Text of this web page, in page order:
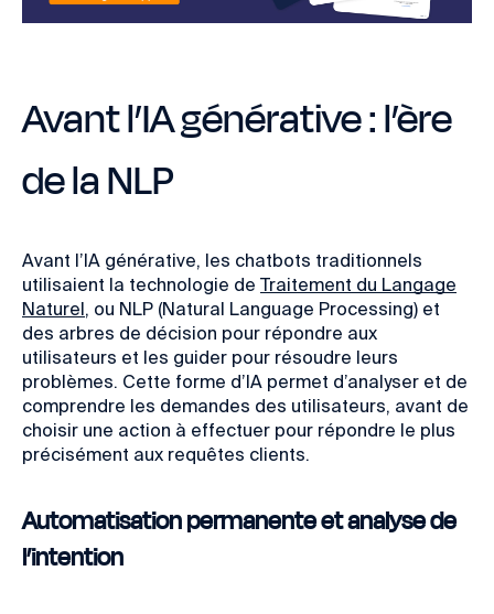
Avant l’IA générative : l’ère
de la NLP
Avant l’IA générative, les chatbots traditionnels
utilisaient la technologie de Traitement du Langage
Naturel , ou NLP (Natural Language Processing) et
des arbres de décision pour répondre aux
utilisateurs et les guider pour résoudre leurs
problèmes. Cette forme d’IA permet d’analyser et de
comprendre les demandes des utilisateurs, avant de
choisir une action à effectuer pour répondre le plus
précisément aux requêtes clients.
Automatisation permanente et analyse de
l’intention